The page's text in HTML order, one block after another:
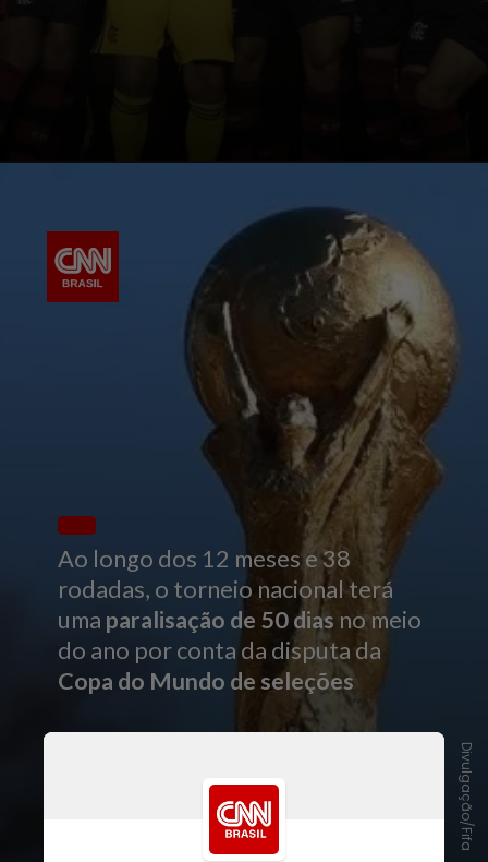
Ao longo dos 12 meses e 38
rodadas, o torneio nacional terá
uma paralisação de 50 dias no meio
do ano por conta da disputa da
Copa do Mundo de seleções
Divulgação/Fifa